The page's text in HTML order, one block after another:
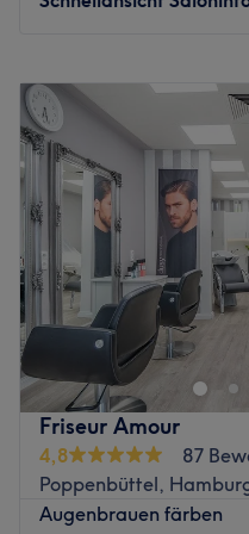
Produkte und
Dermalogica & La Sultane
Extras: Gut an die
angebunden.
Zurück
Dienstag
Mittwoch
Donnerstag
Freitag
Samstag
Sonntag
Im BI-TA BEAUTY im
Ihnen eine Vielzahl an
der französischen
fortschrittliche
und Glow- Behandlungen.
Haarentfernung mit dem
3- WELLENLÄNGE oder
professionellen Maniküre,
Friseur Amour
4,8
87
Poppenbüttel,
Augenbrauen färben